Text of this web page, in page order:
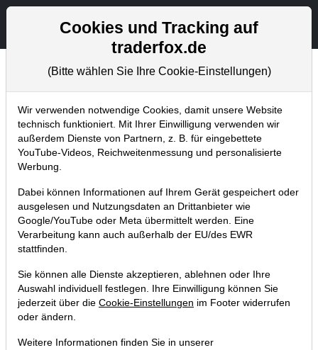
Aktien- und Artikelsuche
Chartanalysen
Home Blog Chartanalysen
Chartanalyse Xiaomi: Der Angriff
auf den Elektroauto-Markt hat
begonnen!
14.10.2024 um 14:25 Uhr | P. Uhlschmied
Cookies und Tracking auf
traderfox.de
(Bitte wählen Sie Ihre Cookie-Einstellungen)
Wir verwenden notwendige Cookies, damit unsere Website
technisch funktioniert. Mit Ihrer Einwilligung verwenden wir
außerdem Dienste von Partnern, z. B. für eingebettete
YouTube-Videos, Reichweitenmessung und personalisierte
Werbung.
Dabei können Informationen auf Ihrem Gerät gespeichert oder
ausgelesen und Nutzungsdaten an Drittanbieter wie
Google/YouTube oder Meta übermittelt werden. Eine
Verarbeitung kann auch außerhalb der EU/des EWR
stattfinden.
Sie können alle Dienste akzeptieren, ablehnen oder Ihre
Auswahl individuell festlegen. Ihre Einwilligung können Sie
jederzeit über die Cookie-Einstellungen im Footer widerrufen
oder ändern.
Weitere Informationen finden Sie in unserer